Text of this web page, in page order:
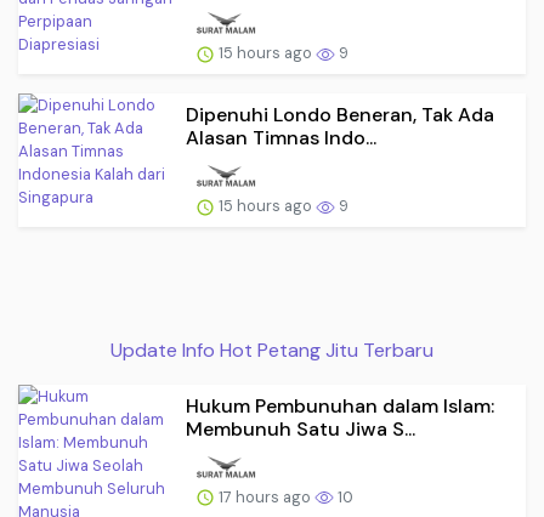
15 hours ago 9
Dipenuhi Londo Beneran, Tak Ada
Alasan Timnas Indo...
15 hours ago 9
Update Info Hot Petang Jitu Terbaru
Hukum Pembunuhan dalam Islam:
Membunuh Satu Jiwa S...
17 hours ago 10